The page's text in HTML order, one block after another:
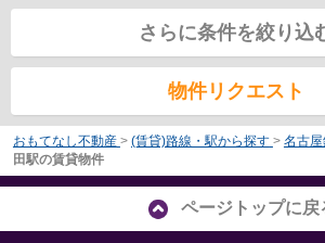
さらに条件を絞り込
物件リクエスト
おもてなし不動産 > (賃貸)路線・駅から探す > 名古
田駅の賃貸物件
ページトップに戻